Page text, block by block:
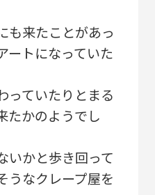
も来たことがあっ
ートになっていた
っていたりとまる
たかのようでし
いかと歩き回って
うなクレープ屋を